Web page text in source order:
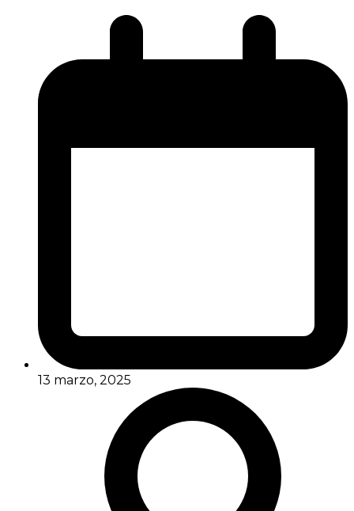
13 marzo, 2025